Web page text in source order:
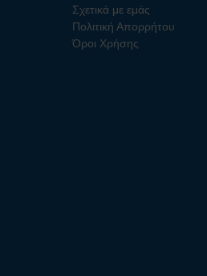
Σχετικά με εμάς
Πολιτική Απορρήτου
Όροι Χρήσης